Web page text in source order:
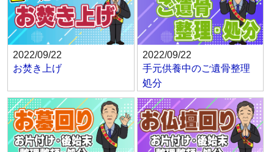
2022/09/22
お焚き上げ
2022/09/22
手元供養中のご遺骨整理
処分